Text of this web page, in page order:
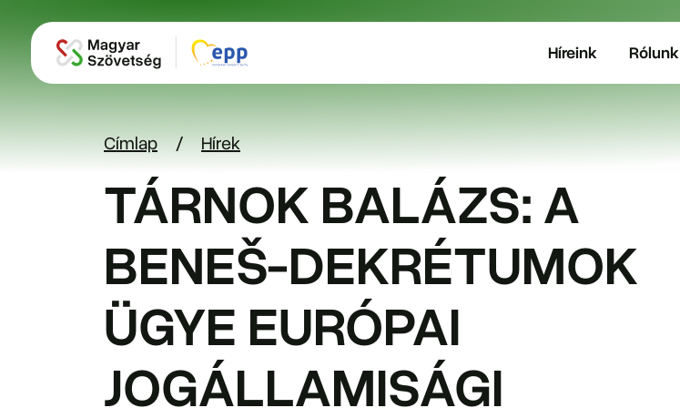
Híreink Rólunk
Címlap Hírek
TÁRNOK BALÁZS: A
BENEŠ-DEKRÉTUMOK
ÜGYE EURÓPAI
JOGÁLLAMISÁGI